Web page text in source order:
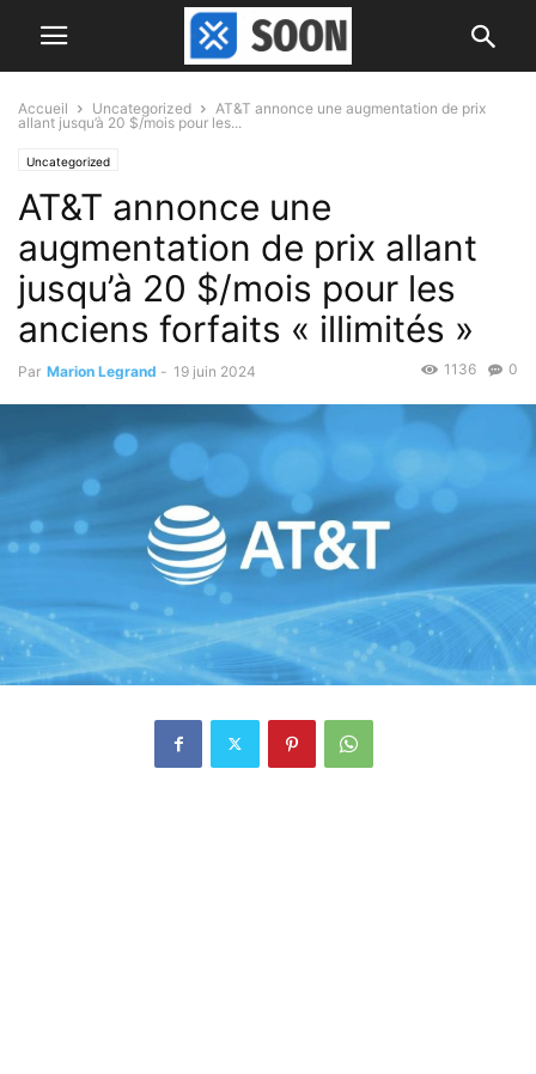
Accueil Uncategorized
AT&T annonce une augmentation de prix
allant jusqu’à 20 $/mois pour les...
Uncategorized
AT&T annonce une
augmentation de prix allant
jusqu’à 20 $/mois pour les
anciens forfaits « illimités »
Par Marion Legrand - 19 juin 2024 0
1136